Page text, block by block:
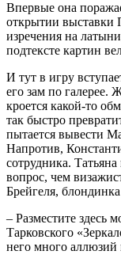
Впервые она
открытии выставки
изречения на
подтексте картин
И тут в игру
его зам по галерее.
кроется какой-то
так быстро
пытается вывести
Напротив,
сотрудника.
вопрос, чем
Брейгеля,
– Разместите здесь
Тарковского
него много аллюзий